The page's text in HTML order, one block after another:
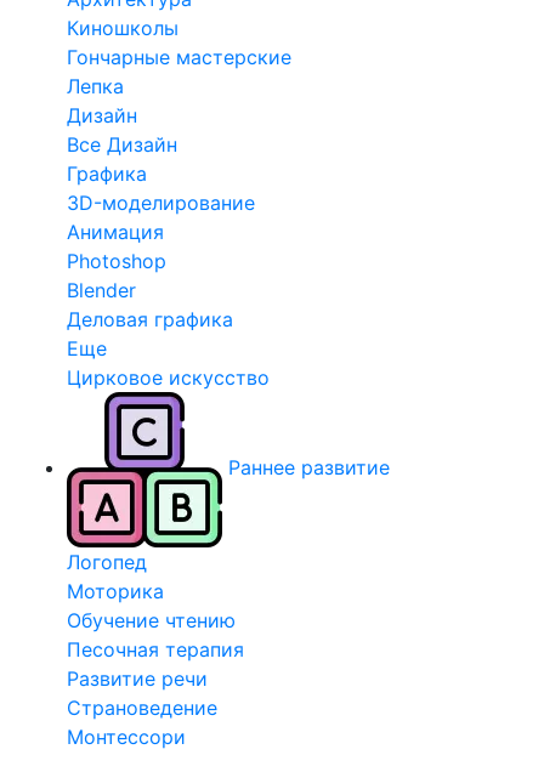
Киношколы
Гончарные мастерские
Лепка
Дизайн
Все Дизайн
Графика
3D-моделирование
Анимация
Photoshop
Blender
Деловая графика
Еще
Цирковое искусство
Раннее развитие
Логопед
Моторика
Обучение чтению
Песочная терапия
Развитие речи
Страноведение
Монтессори